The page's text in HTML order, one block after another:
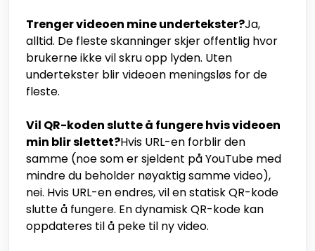
Trenger videoen mine undertekster?Ja,
alltid. De fleste skanninger skjer offentlig hvor
brukerne ikke vil skru opp lyden. Uten
undertekster blir videoen meningsløs for de
fleste.
Vil QR-koden slutte å fungere hvis videoen
min blir slettet?Hvis URL-en forblir den
samme (noe som er sjeldent på YouTube med
mindre du beholder nøyaktig samme video),
nei. Hvis URL-en endres, vil en statisk QR-kode
slutte å fungere. En dynamisk QR-kode kan
oppdateres til å peke til ny video.